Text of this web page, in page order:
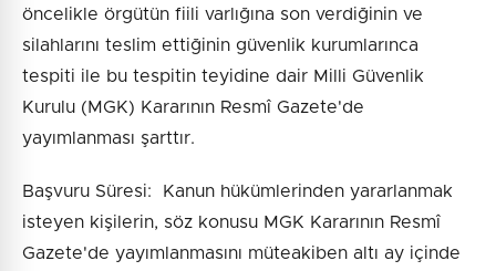
öncelikle örgütün fiili varlığına son verdiğinin ve
silahlarını teslim ettiğinin güvenlik kurumlarınca
tespiti ile bu tespitin teyidine dair Milli Güvenlik
Kurulu (MGK) Kararının Resmî Gazete'de
yayımlanması şarttır.
Başvuru Süresi: Kanun hükümlerinden yararlanmak
isteyen kişilerin, söz konusu MGK Kararının Resmî
Gazete'de yayımlanmasını müteakiben altı ay içinde